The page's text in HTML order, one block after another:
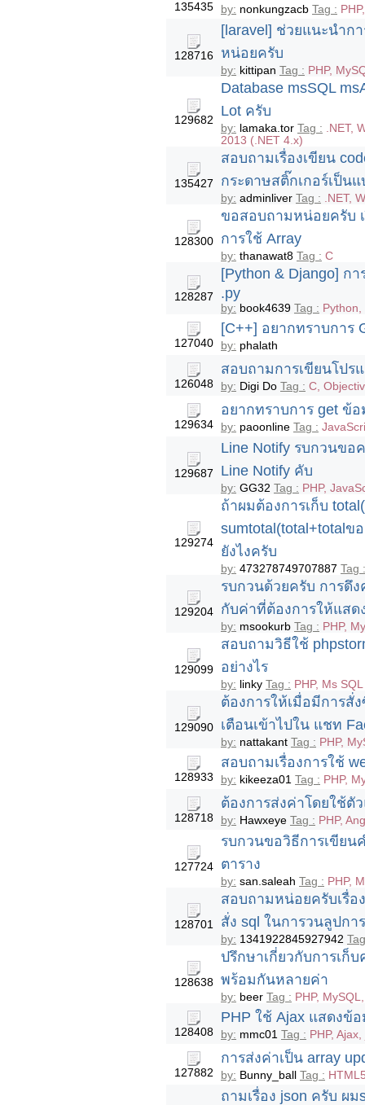
135435 by: nonkungzacb Tag :
128716
[laravel] ช่วยแนะนำก
หน่อยครับ
by: kittipan Tag : PHP,
129682
Database msSQL
Lot ครับ
by: lamaka.tor Tag : .NET,
2013 (.NET 4.x)
135427
สอบถามเรื่องเขียน
กระดาษสติ๊กเกอร์เป็น
by: adminliver Tag : .NET,
128300
ขอสอบถามหน่อยครับ
การใช้ Array
by: thanawat8 Tag : C
128287
[Python & Django] ก
.py
by: book4639 Tag :
127040
[C++] อยากทราบการ
by: phalath
126048
สอบถามการเขียนโปร
by: Digi Do Tag : C,
129634
อยากทราบการ get ข้
by: paoonline Tag :
129687
Line Notify รบกวนขอ
Line Notify คับ
by: GG32 Tag : PHP,
129274
ถ้าผมต้องการเก็บ
sumtotal(total+totalข
ยังไงครับ
by: 473278749707887 Tag :
129204
รบกวนด้วยครับ การดึ
กับค่าที่ต้องการให้แสด
by: msookurb Tag : PHP,
129099
สอบถามวิธีใช้
อย่างไร
by: linky Tag : PHP, Ms
129090
ต้องการให้เมื่อมีการสั่
เตือนเข้าไปใน แชท
by: nattakant Tag : PHP,
128933
สอบถามเรื่องการใช้
by: kikeeza01 Tag : PHP,
128718
ต้องการส่งค่าโดยใช้ตั
by: Hawxeye Tag : PHP,
127724
รบกวนขอวิธีการเขียน
ตาราง
by: san.saleah Tag : PHP,
128701
สอบถามหน่อยครับเรื่อ
สั่ง sql ในการวนลูปกา
by: 1341922845927942
128638
ปรึกษาเกี่ยวกับการเก็
พร้อมกันหลายค่า
by: beer Tag : PHP,
128408
PHP ใช้ Ajax แสดงข้
by: mmc01 Tag : PHP,
127882
การส่งค่าเป็น array
by: Bunny_ball Tag :
ถามเรื่อง json ครับ ผ